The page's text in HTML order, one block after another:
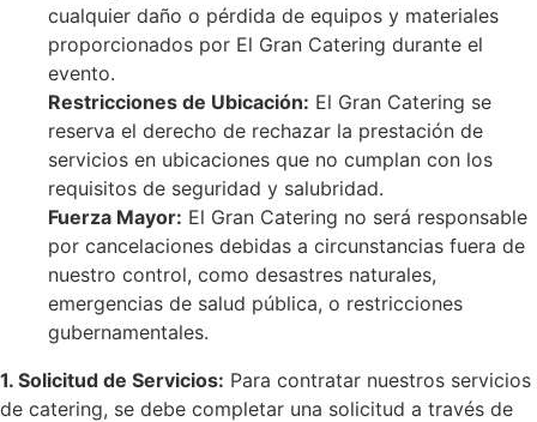
cualquier daño o pérdida de equipos y materiales
proporcionados por El Gran Catering durante el
evento.
Restricciones de Ubicación: El Gran Catering se
reserva el derecho de rechazar la prestación de
servicios en ubicaciones que no cumplan con los
requisitos de seguridad y salubridad.
Fuerza Mayor: El Gran Catering no será responsable
por cancelaciones debidas a circunstancias fuera de
nuestro control, como desastres naturales,
emergencias de salud pública, o restricciones
gubernamentales.
1. Solicitud de Servicios: Para contratar nuestros servicios
de catering, se debe completar una solicitud a través de